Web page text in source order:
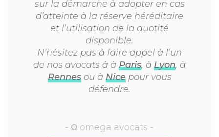
sur la démarche à adopter en cas
d’atteinte à la réserve héréditaire
et l’utilisation de la quotité
disponible.
N’hésitez pas à faire appel à l’un
de nos avocats à à Paris, à Lyon, à
Rennesou à Nicepour vous
défendre.